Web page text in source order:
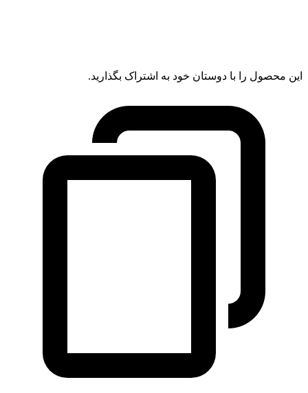
این محصول را با دوستان خود به اشتراک بگذارید.